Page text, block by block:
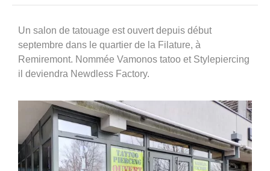
360°
À propos
Réferences
Un salon de tatouage est ouvert depuis début
septembre dans le quartier de la Filature, à
Remiremont. Nommée Vamonos tatoo et Stylepiercing
il deviendra Newdless Factory.